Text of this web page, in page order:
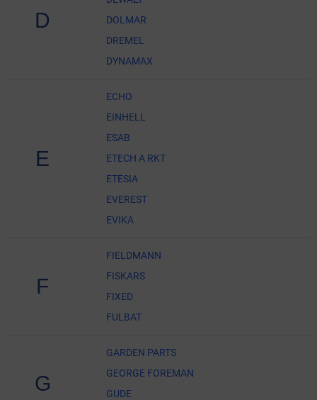
D
DOLMAR
DREMEL
DYNAMAX
E
ECHO
EINHELL
ESAB
ETECH A RKT
ETESIA
EVEREST
EVIKA
F
FIELDMANN
FISKARS
FIXED
FULBAT
G
GARDEN PARTS
GEORGE FOREMAN
GUDE